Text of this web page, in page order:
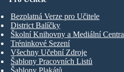
Bezplatná Verze pro Učitele
District Balíčky
Školní Knihovny a Mediální Centra
Tréninkové Sezení
Všechny Učební Zdroje
Šablony Pracovních Listů
Šablony Plakátů